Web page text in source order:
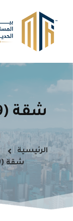
الرئيسية
شقة I (109) – مشروع برج المستقبل